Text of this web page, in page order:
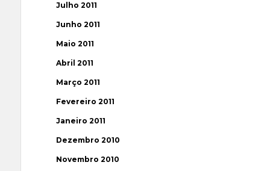
Julho 2011
Junho 2011
Maio 2011
Abril 2011
Março 2011
Fevereiro 2011
Janeiro 2011
Dezembro 2010
Novembro 2010